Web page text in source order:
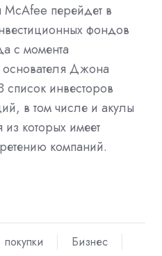
перейдет в
фондов
с момента
основателя Джона
инвесторов
в том числе и акулы
которых имеет
компаний.
покупки
Бизнес